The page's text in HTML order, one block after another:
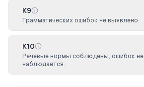
К9
Грамматических ошибок не выявлено.
К10
Речевые нормы соблюдены, ошибок не
наблюдается.